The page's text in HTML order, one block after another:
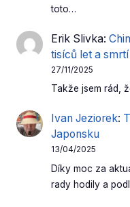
toto…
Erik Slivka:
tisíců let a smrtí
27/11/2025
Takže jsem rád,
Ivan Jeziorek:
Japonsku
13/04/2025
Díky moc za
rady hodily a